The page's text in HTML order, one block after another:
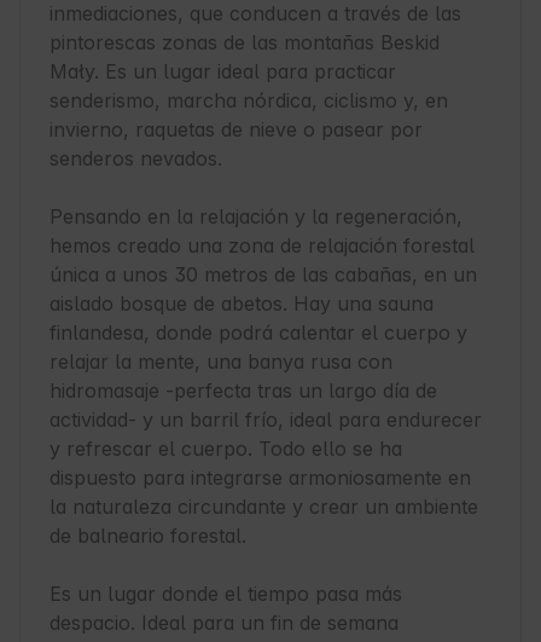
inmediaciones, que conducen a través de las
pintorescas zonas de las montañas Beskid
Mały. Es un lugar ideal para practicar
senderismo, marcha nórdica, ciclismo y, en
invierno, raquetas de nieve o pasear por
senderos nevados.
Pensando en la relajación y la regeneración,
hemos creado una zona de relajación forestal
única a unos 30 metros de las cabañas, en un
aislado bosque de abetos. Hay una sauna
finlandesa, donde podrá calentar el cuerpo y
relajar la mente, una banya rusa con
hidromasaje -perfecta tras un largo día de
actividad- y un barril frío, ideal para endurecer
y refrescar el cuerpo. Todo ello se ha
dispuesto para integrarse armoniosamente en
la naturaleza circundante y crear un ambiente
de balneario forestal.
Es un lugar donde el tiempo pasa más
despacio. Ideal para un fin de semana